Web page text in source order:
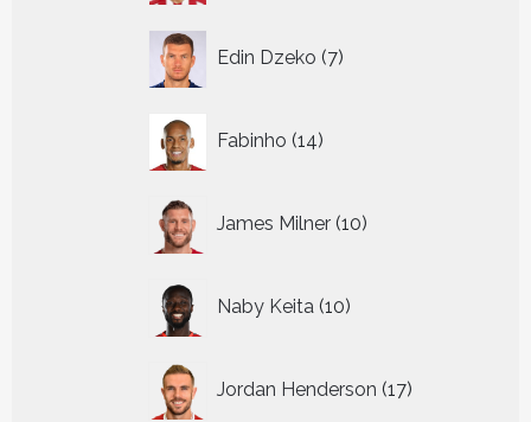
Edin Dzeko 7
producten
Fabinho 14
producten
James Milner 10
producten
Naby Keita 10
producten
Jordan Henderson 17
producten